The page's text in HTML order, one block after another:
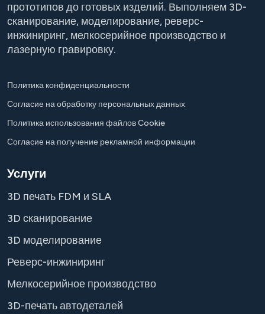
прототипов до готовых изделий. Выполняем 3D-
сканирование, моделирование, реверс-
инжиниринг, мелкосерийное производство и
лазерную гравировку.
Политика конфиденциальности
Согласие на обработку персональных данных
Политика использования файлов Cookie
Согласие на получение рекламной информации
Услуги
3D печать FDM и SLA
3D сканирование
3D моделирование
Реверс-инжиниринг
Мелкосерийное производство
3D-печать автодеталей